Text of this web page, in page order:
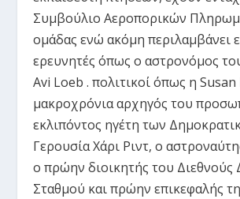
Συμβούλιο Αεροπορικών
ομάδας ενώ ακόμη περιλαμβάνει
ερευνητές όπως ο αστρονόμος
Avi Loeb . πολιτικοί όπως η Susan
μακροχρόνια αρχηγός του
εκλιπόντος ηγέτη των
Γερουσία Χάρι Ριντ, ο
ο πρώην διοικητής του Διεθνούς
Σταθμού και πρώην επικεφαλής